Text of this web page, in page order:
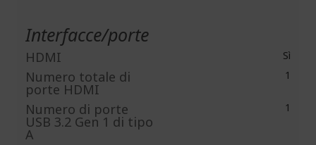
Interfacce/porte
HDMI Sì
Numero totale di
porte HDMI
1
Numero di porte
USB 3.2 Gen 1 di tipo
A
1